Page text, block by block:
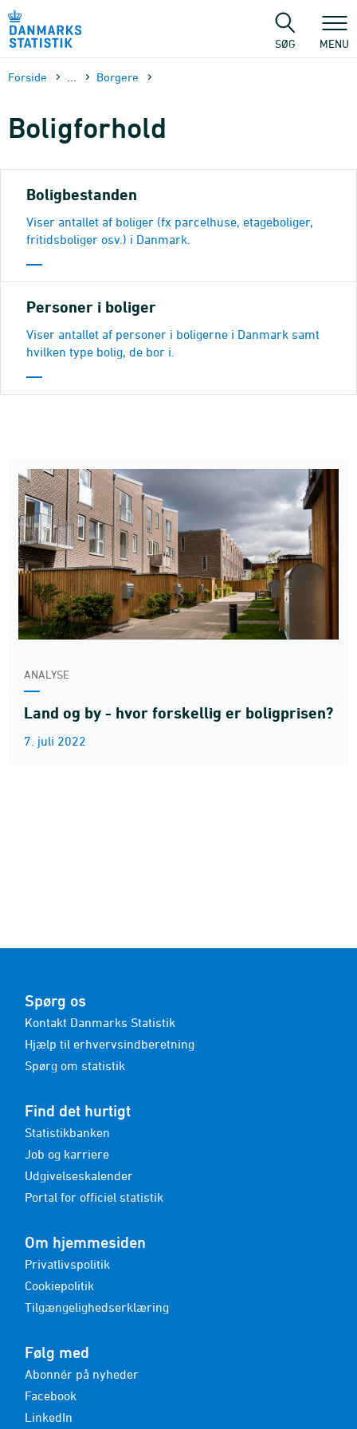
sidens
SØG MENU
Forside Borgere
Boligforhold
Boligbestanden
Viser antallet af boliger (fx parcelhuse, etageboliger,
fritidsboliger osv.) i Danmark.
Personer i boliger
Viser antallet af personer i boligerne i Danmark samt
hvilken type bolig, de bor i.
ANALYSE
Land og by - hvor forskellig er boligprisen?
7. juli 2022
Spørg os
Kontakt Danmarks Statistik
Hjælp til erhvervsindberetning
Spørg om statistik
Find det hurtigt
Statistikbanken
Job og karriere
Udgivelseskalender
Portal for officiel statistik
Om hjemmesiden
Privatlivspolitik
Cookiepolitik
Tilgængelighedserklæring
Følg med
Abonnér på nyheder
Facebook
LinkedIn